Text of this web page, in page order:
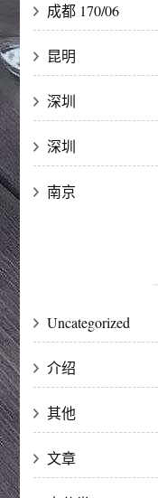
成都 170/06
昆明
深圳
深圳
南京
Uncategorized
介绍
其他
文章